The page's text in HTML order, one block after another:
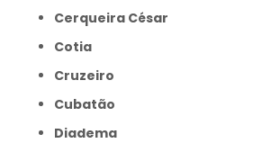
Cerqueira César
Cotia
Cruzeiro
Cubatão
Diadema